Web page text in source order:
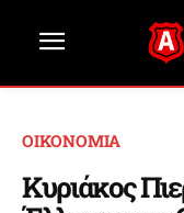
ΟΙΚΟΝΟΜΙΑ
Κυριάκος